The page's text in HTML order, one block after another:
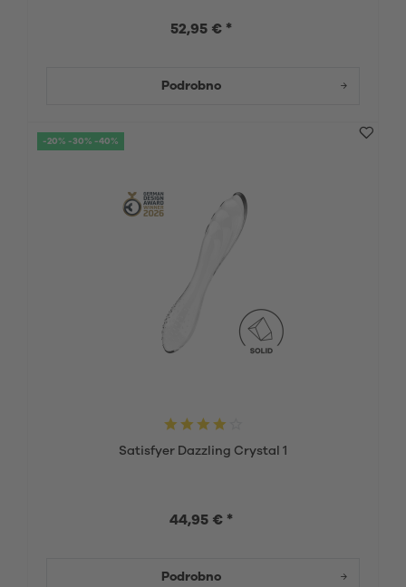
52,95 € *
Podrobno
-20% -30% -40%
Satisfyer Dazzling Crystal 1
44,95 € *
Podrobno